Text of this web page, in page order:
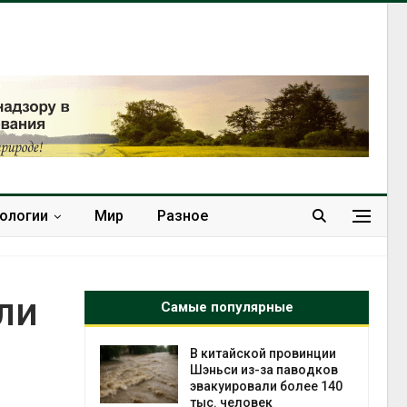
Мир Разное
Самые популярные
Учёные научили салат
производить «животный»
белок для растительного
мяса